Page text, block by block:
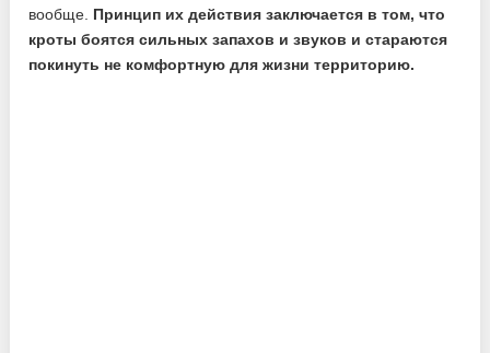
вообще. Принцип их действия заключается в том, что
кроты боятся сильных запахов и звуков и стараются
покинуть не комфортную для жизни территорию.